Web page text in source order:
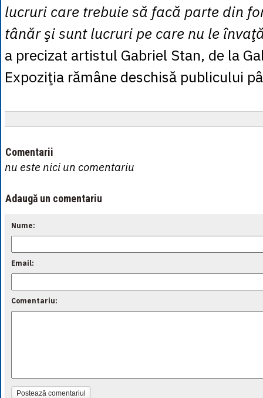
lucruri care trebuie să facă parte din
tânăr şi sunt lucruri pe care nu le
a precizat artistul Gabriel Stan, de la
Expoziţia rămâne deschisă publicului
Comentarii
nu este nici un comentariu
Adaugă un comentariu
Nume:
Email:
Comentariu:
Postează comentariul